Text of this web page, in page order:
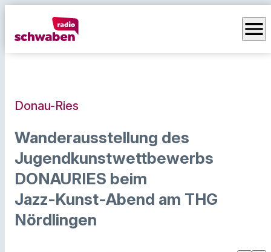
menu
Donau-Ries
Wanderausstellung des
Jugendkunstwettbewerbs
DONAURIES beim
Jazz‑Kunst‑Abend am THG
Nördlingen